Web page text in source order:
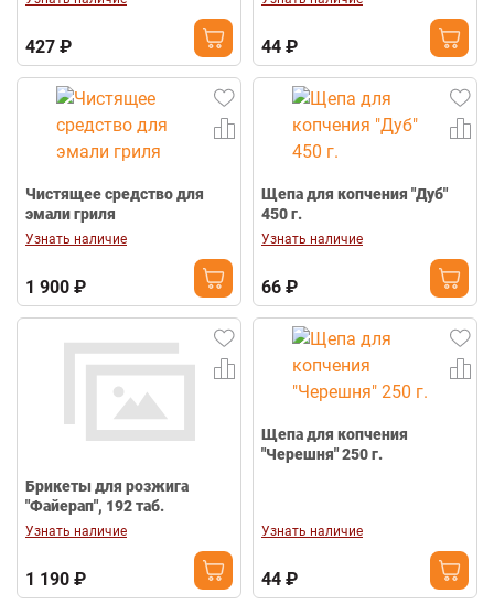
427 ₽ 44 ₽
Чистящее средство для
эмали гриля
Узнать наличие
1 900 ₽
Щепа для копчения "Дуб"
450 г.
Узнать наличие
66 ₽
Брикеты для розжига
"Файерап", 192 таб.
Узнать наличие
1 190 ₽
Щепа для копчения
"Черешня" 250 г.
Узнать наличие
44 ₽